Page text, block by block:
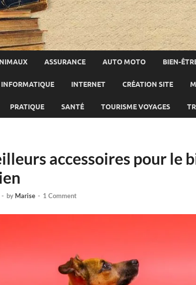
ASSURANCE AUTO MOTO BIEN-
INFORMATIQUE INTERNET CRÉATION SITE
PRATIQUE SANTÉ TOURISME VOYAGES
accessoires pour le
- by Marise - 1 Comment